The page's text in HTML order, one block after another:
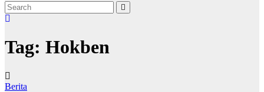
Tag: Hokben
Berita